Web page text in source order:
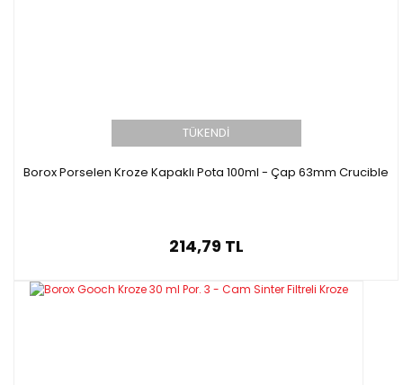
TÜKENDİ
Borox Porselen Kroze Kapaklı Pota 100ml - Çap 63mm Crucible
214,79 TL